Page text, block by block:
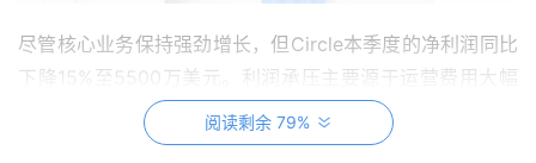
尽管核心业务保持强劲增长，但Circle本季度的净利润同比
下降15%至5500万美元。利润承压主要源于运营费用大幅
增加76%至2.42亿美元，其中最主要的是IPO后股票-based
薪酬及相关工资税支出显著上升。不过，每股摊薄收益
阅读剩余 79%